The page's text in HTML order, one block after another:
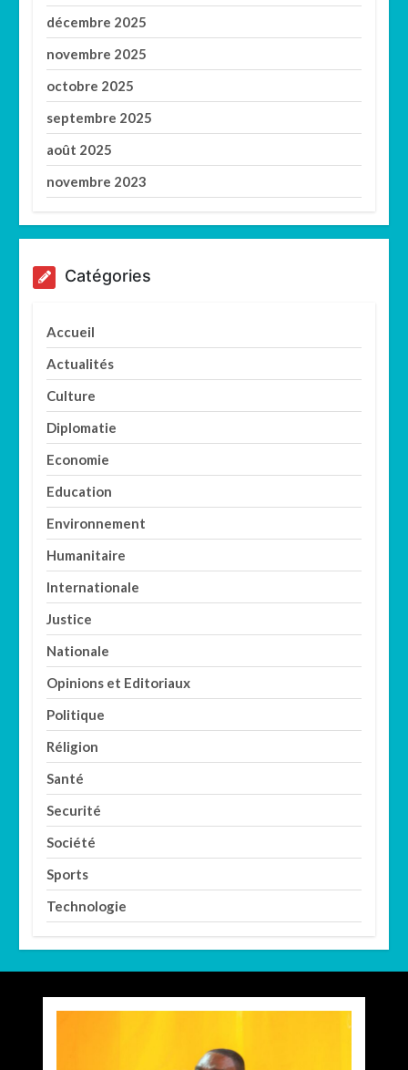
décembre 2025
novembre 2025
octobre 2025
septembre 2025
août 2025
novembre 2023
Catégories
Accueil
Actualités
Culture
Diplomatie
Economie
Education
Environnement
Humanitaire
Internationale
Justice
Nationale
Opinions et Editoriaux
Politique
Réligion
Santé
Securité
Société
Sports
Technologie
Axe Boali-Bossembélé : un camion gros porteur